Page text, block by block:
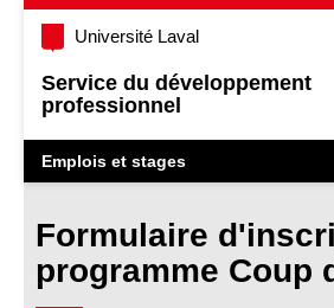
Université Laval
Service du développement
professionnel
Emplois et stages
Formulaire
programme Coup